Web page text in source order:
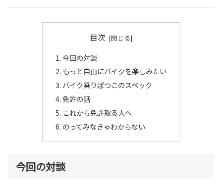
目次
今回の対談
もっと自由にバイクを楽しみたい
バイク乗りぱつこのスペック
免許の話
これから免許取る人へ
のってみなきゃわからない
今回の対談